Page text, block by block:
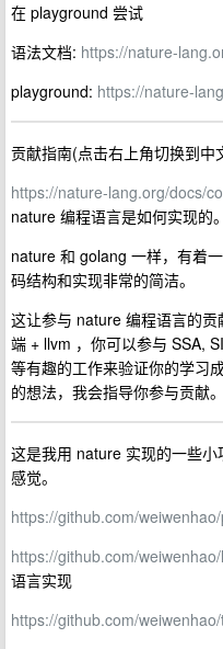
在 playground 尝试
语法文档: https://nature-
playground: https://nature-
贡献指南(点击右上角切换到中
https://nature-lang.org/docs/
nature 编程语言是如何实现的。
nature 和 golang 一样，有着
码结构和实现非常的简洁。
这让参与 nature 编程语言的
端 + llvm ，你可以参与 SSA,
等有趣的工作来验证你的学习
的想法，我会指导你参与贡献。
这是我用 nature 实现的一些
感觉。
https://github.com/
https://github.com/
语言实现
https://github.com/